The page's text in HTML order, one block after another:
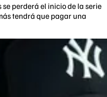
se perderá el inicio de la serie
tendrá que pagar una